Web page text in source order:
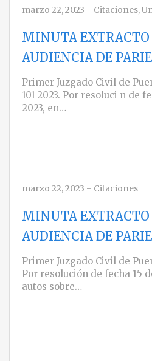
marzo 22, 2023 - Citaciones,
MINUTA
AUDIENCIA DE
Primer Juzgado Civil de
101-2023. Por resoluci n de
2023, en…
marzo 22, 2023 - Citaciones
MINUTA
AUDIENCIA DE
Primer Juzgado Civil de
Por resolución de fecha 15
autos sobre…